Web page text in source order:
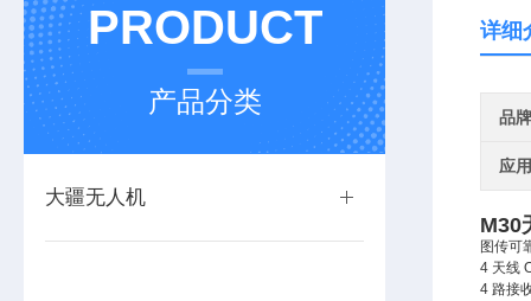
PRODUCT
产品分类
大疆无人机
详细
品牌
应
M30
图传可
4 天线
4 路接